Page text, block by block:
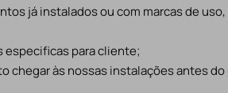
já instalados ou com marcas de
especificas para cliente;
chegar às nossas instalações antes